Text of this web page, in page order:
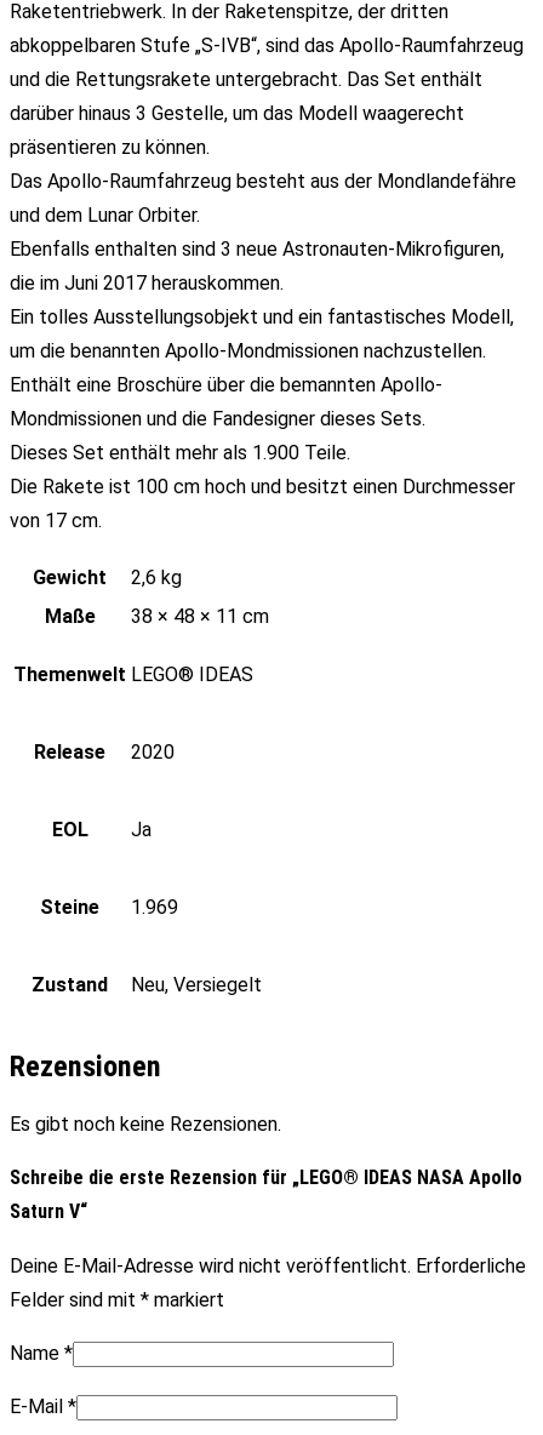
Raketentriebwerk. In der Raketenspitze, der dritten
abkoppelbaren Stufe „S-IVB“, sind das Apollo-Raumfahrzeug
und die Rettungsrakete untergebracht. Das Set enthält
darüber hinaus 3 Gestelle, um das Modell waagerecht
präsentieren zu können.
Das Apollo-Raumfahrzeug besteht aus der Mondlandefähre
und dem Lunar Orbiter.
Ebenfalls enthalten sind 3 neue Astronauten-Mikrofiguren,
die im Juni 2017 herauskommen.
Ein tolles Ausstellungsobjekt und ein fantastisches Modell,
um die benannten Apollo-Mondmissionen nachzustellen.
Enthält eine Broschüre über die bemannten Apollo-
Mondmissionen und die Fandesigner dieses Sets.
Dieses Set enthält mehr als 1.900 Teile.
Die Rakete ist 100 cm hoch und besitzt einen Durchmesser
von 17 cm.
Gewicht
2,6 kg
Maße
38 × 48 × 11 cm
Themenwelt LEGO® IDEAS
Release 2020
EOL Ja
Steine 1.969
Zustand Neu, Versiegelt
Rezensionen
Es gibt noch keine Rezensionen.
Schreibe die erste Rezension für „LEGO® IDEAS NASA Apollo
Saturn V“
Deine E-Mail-Adresse wird nicht veröffentlicht. Erforderliche
Felder sind mit * markiert
Name *
E-Mail *